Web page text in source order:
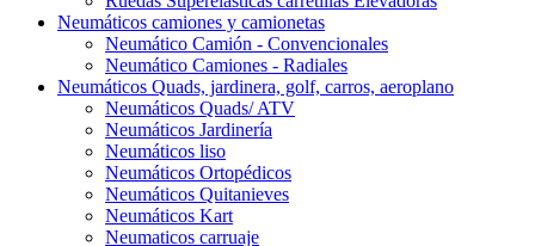
Neumáticos camiones y camionetas
Neumático Camión - Convencionales
Neumático Camiones - Radiales
Neumáticos Quads, jardinera, golf, carros, aeroplano
Neumáticos Quads/ ATV
Neumáticos Jardinería
Neumáticos liso
Neumáticos Ortopédicos
Neumáticos Quitanieves
Neumáticos Kart
Neumaticos carruaje